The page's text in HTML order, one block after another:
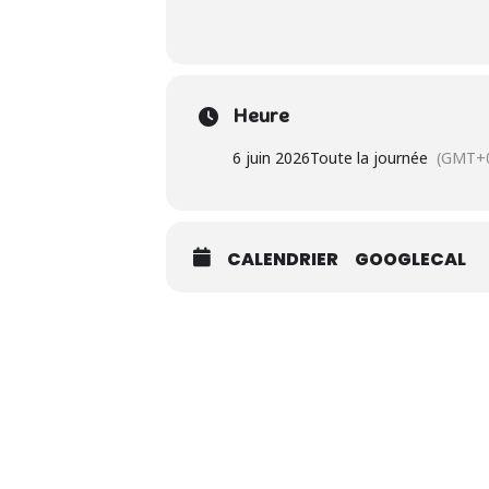
Heure
6 juin 2026Toute la journée
CALENDRIER GOOGLECAL